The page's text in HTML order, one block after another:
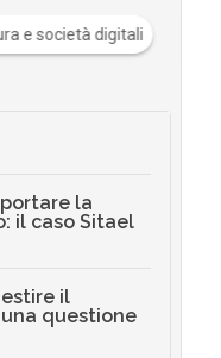
e società digitali
la
il caso Sitael
il
questione